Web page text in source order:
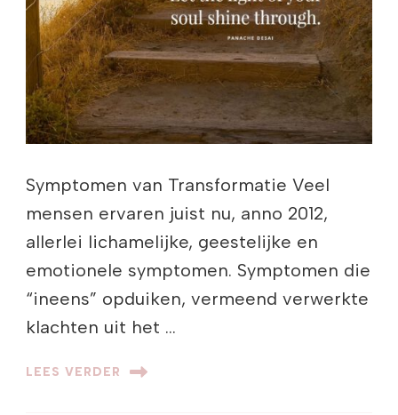
Symptomen van Transformatie Veel
mensen ervaren juist nu, anno 2012,
allerlei lichamelijke, geestelijke en
emotionele symptomen. Symptomen die
“ineens” opduiken, vermeend verwerkte
klachten uit het …
LEES VERDER